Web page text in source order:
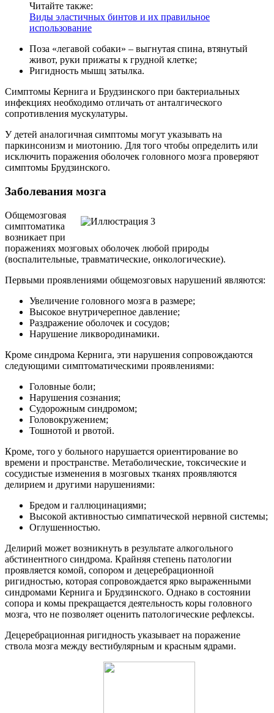
Читайте также:
Виды эластичных бинтов и их правильное
использование
Поза «легавой собаки» – выгнутая спина, втянутый
живот, руки прижаты к грудной клетке;
Ригидность мышц затылка.
Симптомы Кернига и Брудзинского при бактериальных
инфекциях необходимо отличать от анталгического
сопротивления мускулатуры.
У детей аналогичная симптомы могут указывать на
паркинсонизм и миотонию. Для того чтобы определить или
исключить поражения оболочек головного мозга проверяют
симптомы Брудзинского.
Заболевания мозга
Общемозговая
симптоматика
возникает при
поражениях мозговых оболочек любой природы
(воспалительные, травматические, онкологические).
Первыми проявлениями общемозговых нарушений являются:
Увеличение головного мозга в размере;
Высокое внутричерепное давление;
Раздражение оболочек и сосудов;
Нарушение ликвородинамики.
Кроме синдрома Кернига, эти нарушения сопровождаются
следующими симптоматическими проявлениями:
Головные боли;
Нарушения сознания;
Судорожным синдромом;
Головокружением;
Тошнотой и рвотой.
Кроме, того у больного нарушается ориентирование во
времени и пространстве. Метаболические, токсические и
сосудистые изменения в мозговых тканях проявляются
делирием и другими нарушениями:
Бредом и галлюцинациями;
Высокой активностью симпатической нервной системы;
Оглушенностью.
Делирий может возникнуть в результате алкогольного
абстинентного синдрома. Крайняя степень патологии
проявляется комой, сопором и децеребрационной
ригидностью, которая сопровождается ярко выраженными
синдромами Кернига и Брудзинского. Однако в состоянии
сопора и комы прекращается деятельность коры головного
мозга, что не позволяет оценить патологические рефлексы.
Децеребрационная ригидность указывает на поражение
ствола мозга между вестибулярным и красным ядрами.